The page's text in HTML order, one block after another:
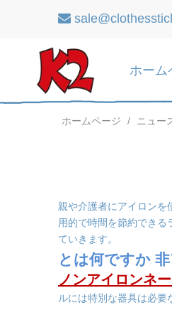

ホーム
ホームページ / ニュー
親や介護者にアイロンを
用的で時間を節約でき
ていきます。
とは何ですか
ノンアイロンネ
ルには特別な器具は必要